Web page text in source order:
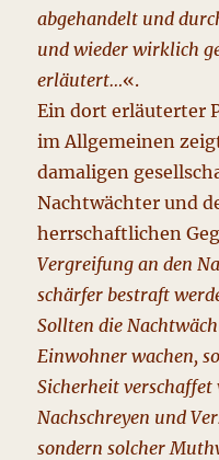
abgehandelt und
und wieder wirklich
erläutert…«.
Ein dort erläuterter
im Allgemeinen
damaligen
Nachtwächter und
herrschaftlichen
Vergreifung an den
schärfer bestraft
Sollten die
Einwohner wachen,
Sicherheit verschaffet
Nachschreyen und
sondern solcher